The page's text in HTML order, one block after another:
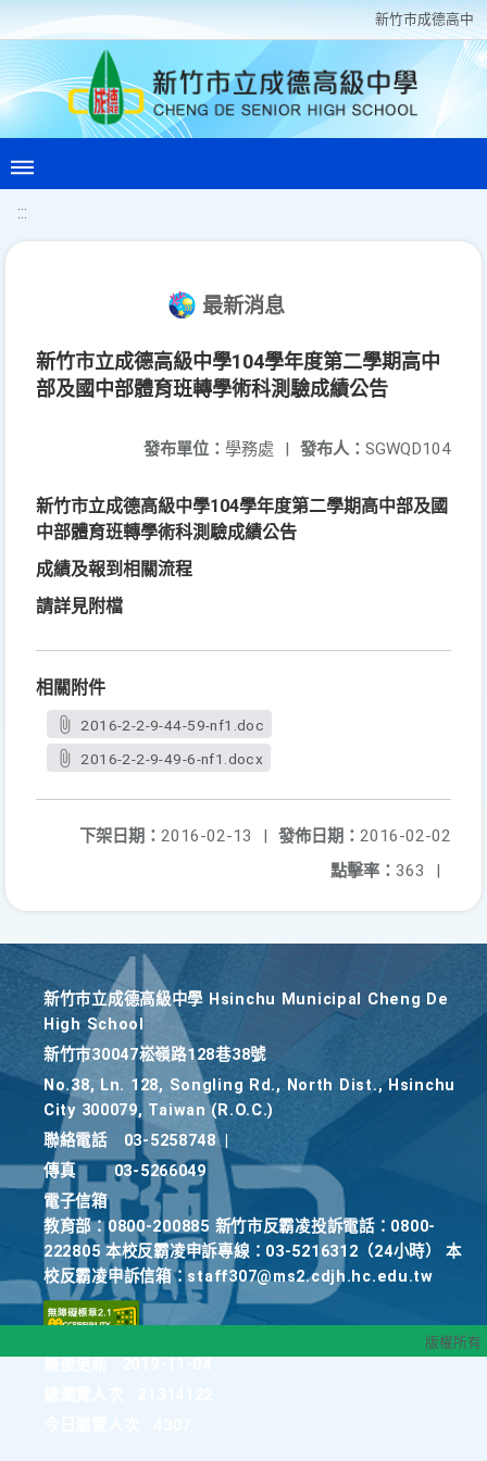
新竹巿成德高中
:::
最新消息
新竹市立成德高級中學104學年度第二學期高中
部及國中部體育班轉學術科測驗成績公告
發布人： SGWQD104
發布單位： 學務處 |
新竹市立成德高級中學104學年度第二學期高中部及國
中部體育班轉學術科測驗成績公告
成績及報到相關流程
請詳見附檔
相關附件
2016-2-2-9-44-59-nf1.doc
2016-2-2-9-49-6-nf1.docx
發佈日期： 2016-02-02
下架日期： 2016-02-13
|
點擊率： 363 |
新竹巿立成德高級中學 Hsinchu Municipal Cheng De
High School
新竹巿30047崧嶺路128巷38號
No.38, Ln. 128, Songling Rd., North Dist., Hsinchu
City 300079, Taiwan (R.O.C.)
聯絡電話
03-5258748
傳真
03-5266049
電子信箱
教育部：0800-200885 新竹市反霸凌投訴電話：0800-
222805 本校反霸凌申訴專線：03-5216312（24小時） 本
校反霸凌申訴信箱：staff307@ms2.cdjh.hc.edu.tw
版權所有